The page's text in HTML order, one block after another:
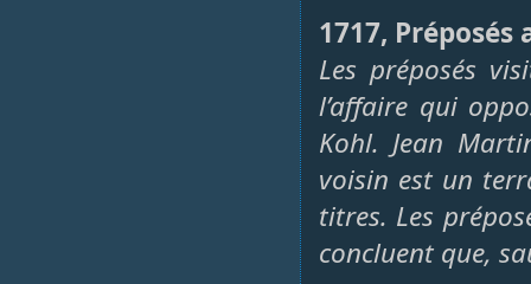
1717,
Les préposés
l’affaire qui
Kohl. Jean
voisin est un
titres. Les
concluent que,